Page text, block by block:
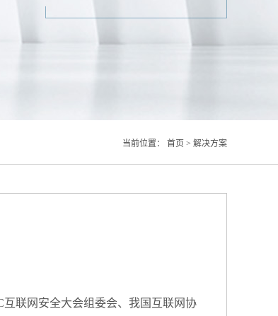
当前位置： 首页 > 解决方案
联网安全大会组委会、我国互联网协